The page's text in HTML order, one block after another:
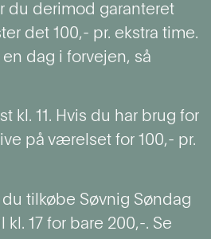
du derimod garanteret
det 100,- pr. ekstra time.
dag i forvejen, så
kl. 11. Hvis du har brug for
på værelset for 100,- pr.
tilkøbe Søvnig Søndag
17 for bare 200,-. Se